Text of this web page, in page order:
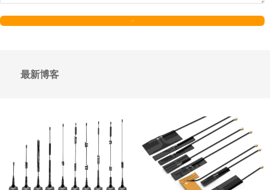
最新博客